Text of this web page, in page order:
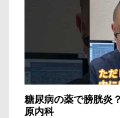
糖尿病の薬で膀胱炎
原内科